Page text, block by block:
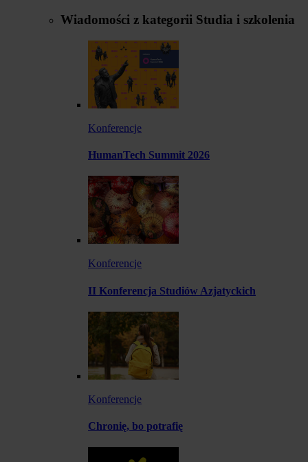
Wiadomości z kategorii Studia i szkolenia
Konferencje
HumanTech Summit 2026
Konferencje
II Konferencja Studiów Azjatyckich
Konferencje
Chronię, bo potrafię